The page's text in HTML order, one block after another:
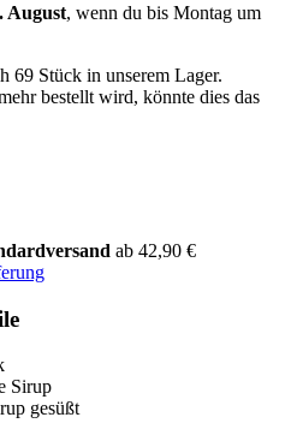
August, wenn du bis Montag um
69 Stück in unserem Lager.
bestellt wird, könnte dies das
ab 42,90 €
Sirup
gesüßt